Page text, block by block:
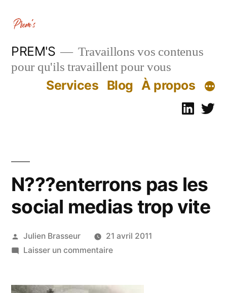
contenu
PREM'S
Travaillons vos contenus
pour qu'ils travaillent pour vous
Services Blog À propos
N???enterrons pas les
social medias trop vite
Publié
par
Julien Brasseur
21 avril 2011
Laisser un commentairesur